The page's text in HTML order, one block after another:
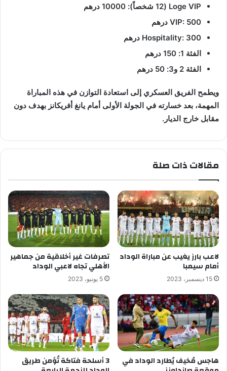
Loge VIP (12 شخصاً): 10000 درهم
VIP: 500 درهم
Hospitality: 300 درهم
الفئة 1: 150 درهم
الفئة 2 و3: 50 درهم
ويطمح الفريق العسكري إلى استعادة التوازن في هذه المباراة
المهمة، بعد خسارته في الجولة الأولى أمام يانغ أفريكانز بهدف دون
مقابل خارج الديار.
مقالات ذات صلة
لاعب بارز يغيب عن مباراة الوداد
أمام سيمبا
15 ديسمبر، 2023
تصرفات غير أخلاقية من جماهير
الأهلي تجاه لاعبي الوداد
5 يونيو، 2023
هاجس مُخيف يُطارد الوداد في 3 أسلحة فتاكة تُؤمن طريق